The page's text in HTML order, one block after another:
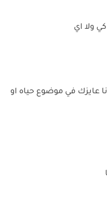
ولا اي
عايزك في موضوع حياه او